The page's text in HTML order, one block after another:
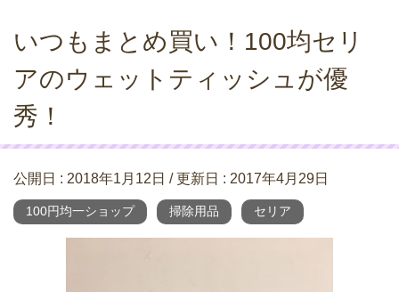
いつもまとめ買い！100均セリ
アのウェットティッシュが優
秀！
公開日 : 2018年1月12日 / 更新日 : 2017年4月29日
100円均一ショップ 掃除用品 セリア